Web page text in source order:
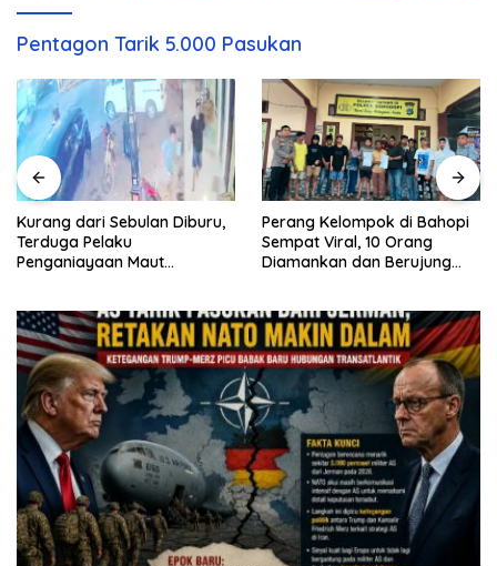
Pentagon Tarik 5.000 Pasukan
Kurang dari Sebulan Diburu,
Terduga Pelaku
Penganiayaan Maut
Perang Kelompok di Bahopi
Sempat Viral, 10 Orang
Diamankan dan Berujung